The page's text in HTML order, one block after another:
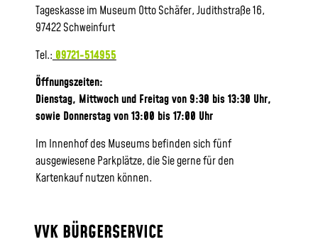
Tageskasse im Museum Otto Schäfer, Judithstraße 16,
97422 Schweinfurt
Tel.: 09721-514955
Öffnungszeiten:
Dienstag, Mittwoch und Freitag von 9:30 bis 13:30 Uhr,
sowie Donnerstag von 13:00 bis 17:00 Uhr
Im Innenhof des Museums befinden sich fünf
ausgewiesene Parkplätze, die Sie gerne für den
Kartenkauf nutzen können.
VVK BÜRGERSERVICE